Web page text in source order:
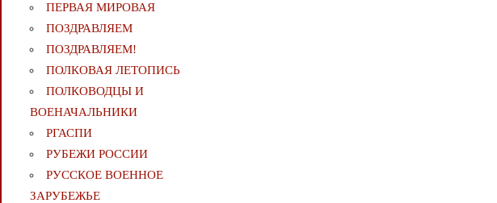
ПЕРВАЯ МИРОВАЯ
ПОЗДРАВЛЯЕМ
ПОЗДРАВЛЯЕМ!
ПОЛКОВАЯ ЛЕТОПИСЬ
ПОЛКОВОДЦЫ И
ВОЕНАЧАЛЬНИКИ
РГАСПИ
РУБЕЖИ РОССИИ
РУССКОЕ ВОЕННОЕ
ЗАРУБЕЖЬЕ